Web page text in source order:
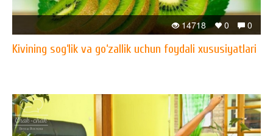
0
0
14718
Kivining sog‘lik va go‘zallik uchun foydali xususiyatlari